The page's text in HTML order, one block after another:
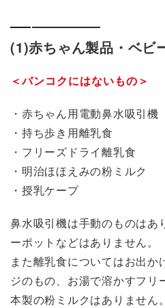
(1)赤ちゃん製品・ベビ
＜バンコクにはないもの＞
・赤ちゃん用電動鼻水吸引機
・持ち歩き用離乳食
・フリーズドライ離乳食
・明治ほほえみの粉ミルク
・授乳ケープ
鼻水吸引機は手動のものはあ
ーポットなどはありません。
また離乳食についてはお出か
ジのもの、お湯で溶かすフリ
本製の粉ミルクはありません。